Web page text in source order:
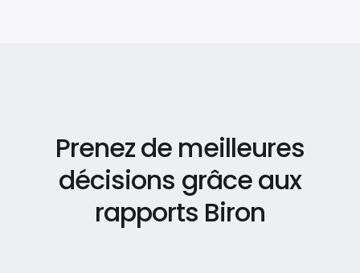
Prenez de meilleures
décisions grâce aux
rapports Biron